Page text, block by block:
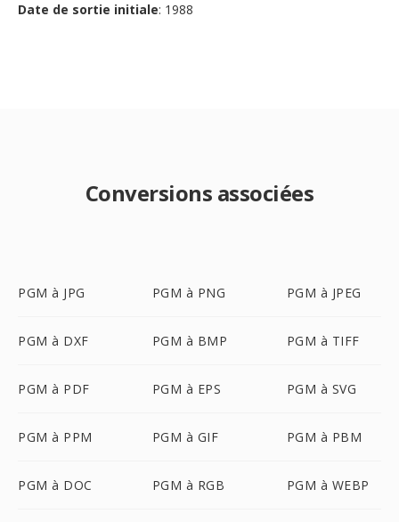
Date de sortie initiale: 1988
Conversions associées
PGM à JPG PGM à PNG PGM à JPEG
PGM à DXF PGM à BMP PGM à TIFF
PGM à PDF PGM à EPS PGM à SVG
PGM à PPM PGM à GIF PGM à PBM
PGM à DOC PGM à RGB PGM à WEBP